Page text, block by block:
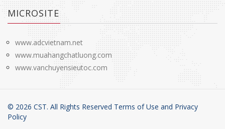
MICROSITE
www.adcvietnam.net
www.muahangchatluong.com
www.vanchuyensieutoc.com
© 2026 CST. All Rights Reserved Terms of Use and Privacy
Policy